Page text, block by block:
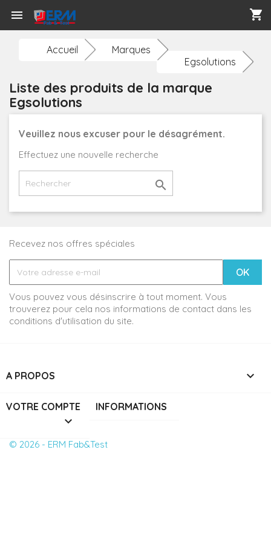
 shopping_cart
Accueil
Marques
Egsolutions
Liste des produits de la marque
Egsolutions
Veuillez nous excuser pour le désagrément.
Effectuez une nouvelle recherche

Recevez nos offres spéciales
Vous pouvez vous désinscrire à tout moment. Vous
trouverez pour cela nos informations de contact dans les
conditions d'utilisation du site.
A PROPOS 
VOTRE COMPTE

INFORMATIONS
© 2026 - ERM Fab&Test